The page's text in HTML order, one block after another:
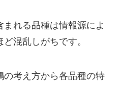
まれる品種は情報源によ
混乱しがちです。
の考え方から各品種の特